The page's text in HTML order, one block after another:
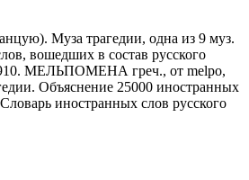
Муза трагедии, одна из 9 муз.
вошедших в состав русского
МЕЛЬПОМЕНА греч., от melpo,
Объяснение 25000 иностранных
Словарь иностранных слов русского